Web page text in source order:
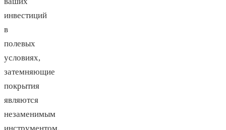
инвестиций
в
полевых
условиях,
затемняющие
покрытия
являются
незаменимым